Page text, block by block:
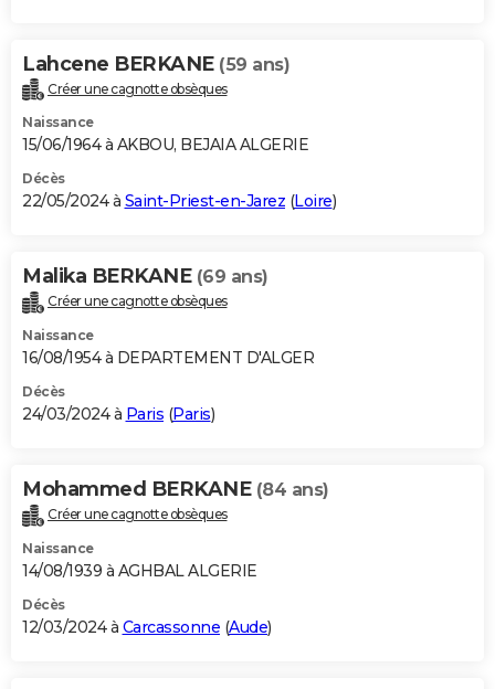
Lahcene BERKANE (59 ans)
Créer une cagnotte obsèques
Naissance
15/06/1964 à AKBOU, BEJAIA ALGERIE
Décès
22/05/2024 à Saint-Priest-en-Jarez (Loire)
Malika BERKANE (69 ans)
Créer une cagnotte obsèques
Naissance
16/08/1954 à DEPARTEMENT D'ALGER
Décès
24/03/2024 à Paris (Paris)
Mohammed BERKANE (84 ans)
Créer une cagnotte obsèques
Naissance
14/08/1939 à AGHBAL ALGERIE
Décès
12/03/2024 à Carcassonne (Aude)